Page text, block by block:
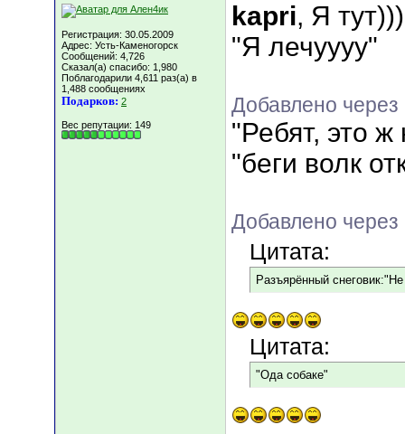
Регистрация: 30.05.2009
Адрес: Усть-Каменогорск
Сообщений: 4,726
Сказал(а) спасибо: 1,980
Поблагодарили 4,611 раз(а) в
1,488 сообщениях
Подарков: 2
Вес репутации: 149
kapri, Я тут)))
"Я лечуууу"
Добавлено через
"Ребят, это ж
"беги волк
Добавлено
Цитата:
Разъярённый
Цитата:
"Ода собаке"